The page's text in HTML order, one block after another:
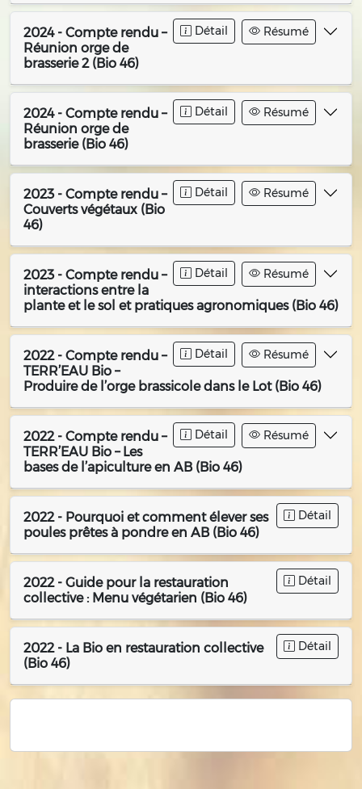
Détail Résumé
2024 - Compte rendu –
Réunion orge de
brasserie 2 (Bio 46)
Détail Résumé
2024 - Compte rendu –
Réunion orge de
brasserie (Bio 46)
Détail Résumé
2023 - Compte rendu –
Couverts végétaux (Bio
46)
Détail Résumé
2023 - Compte rendu –
interactions entre la
plante et le sol et pratiques agronomiques (Bio 46)
Détail Résumé
2022 - Compte rendu –
TERR’EAU Bio –
Produire de l’orge brassicole dans le Lot (Bio 46)
Détail Résumé
2022 - Compte rendu –
TERR’EAU Bio – Les
bases de l’apiculture en AB (Bio 46)
Détail
2022 - Pourquoi et comment élever ses
poules prêtes à pondre en AB (Bio 46)
Détail
2022 - Guide pour la restauration
collective : Menu végétarien (Bio 46)
Détail
2022 - La Bio en restauration collective
(Bio 46)